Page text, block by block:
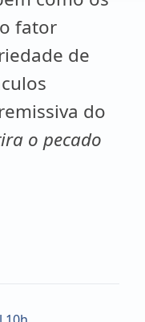
fator
de
do
o pecado